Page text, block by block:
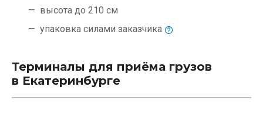
высота до 210 см
упаковка силами заказчика
Терминалы для приёма грузов
в Екатеринбурге